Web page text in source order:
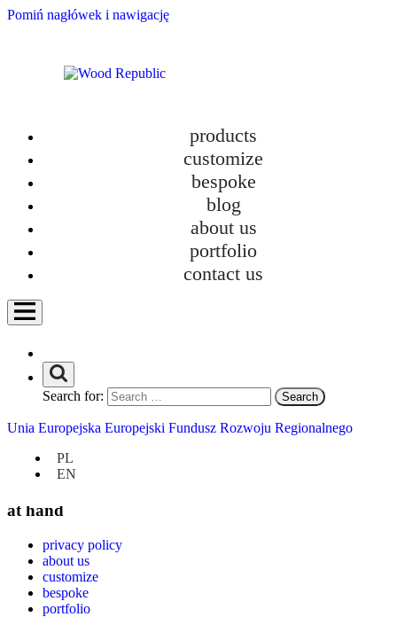
Pomiń nagłówek i nawigację
products
customize
bespoke
blog
about us
portfolio
contact us
Search for:
Unia Europejska Europejski Fundusz Rozwoju Regionalnego
PL
EN
category
Bathroom furniture
Custom-made kitchens
Furniture
How we work?
Uncategorized
at hand
privacy policy
about us
customize
bespoke
portfolio